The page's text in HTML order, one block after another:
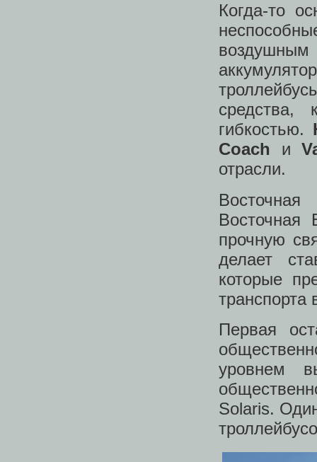
Когда-то
средства,
гибкостью.
Coach и
отрасли.
Восточная
прочную
делает
которые
транспорта
Первая
уровнем
Solaris.